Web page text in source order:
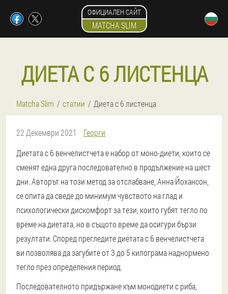
ОФИЦИАЛЕН САЙТ
MATCHA SLIM
ДИЕТА С 6 ЛИСТЕНЦА
Matcha Slim статии Диета с 6 листенца
22 Декември 2021
Георги
Диетата с 6 венчелистчета е набор от моно-диети, които се
сменят една друга последователно в продължение на шест
дни. Авторът на този метод за отслабване, Анна Йохансон,
се опита да сведе до минимум чувството на глад и
психологически дискомфорт за тези, които губят тегло по
време на диетата, но в същото време да осигури бързи
резултати. Според прегледите диетата с 6 венчелистчета
ви позволява да загубите от 3 до 5 килограма наднормено
тегло през определения период.
Последователното придържане към монодиети с риба,